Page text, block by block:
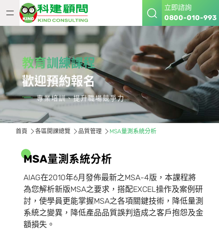
立即諮詢
0800-010-993
教育訓練課程
歡迎預約報名
專業培訓、提升職場競爭力
首頁 各區開課總覽 品質管理 MSA量測系統分析
MSA量測 系統分析
AIAG在2010年6月發佈最新之MSA-4版，本課程將
為您解析新版MSA之要求，搭配EXCEL操作及案例研
討，使學員更能掌握MSA之各項關鍵技術，降低量測
系統之變異，降低產品品質誤判造成之客戶抱怨及金
額損失。